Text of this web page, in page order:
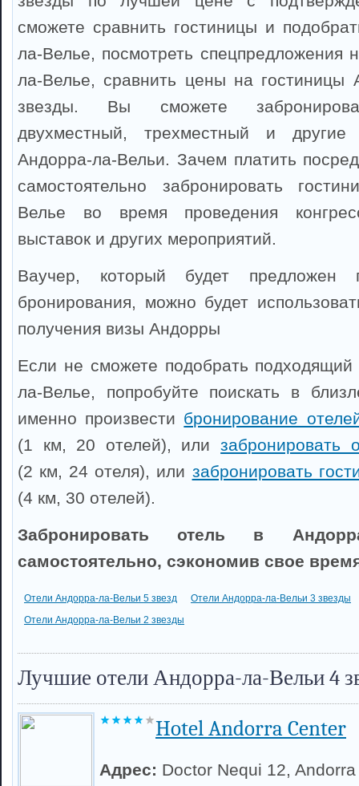
сможете сравнить гостиницы и
ла-Велье, посмотреть спецпредложения
ла-Велье, сравнить цены на гостиницы
звезды. Вы сможете
двухместный, трехместный и
Андорра-ла-Вельи. Зачем платить
самостоятельно забронировать
Велье во время проведения
выставок и других мероприятий.
Ваучер, который будет предложен
бронирования, можно будет
получения визы Андорры
Если не сможете подобрать
ла-Велье, попробуйте поискать в
именно произвести бронирование
(1 км, 20 отелей), илизабронировать
(2 км, 24 отеля), или забронировать
(4 км, 30 отелей).
Забронировать отель в
самостоятельно, сэкономив свое
Отели Андорра-ла-Вельи 5 звезд
Отели Андорра-ла-Вельи 3 звезды
Отели Андорра-ла-Вельи 2 звезды
Лучшие отели Андорра-ла-Вельи 4
Hotel Andorra Center
Адрес: Doctor Nequi 12,